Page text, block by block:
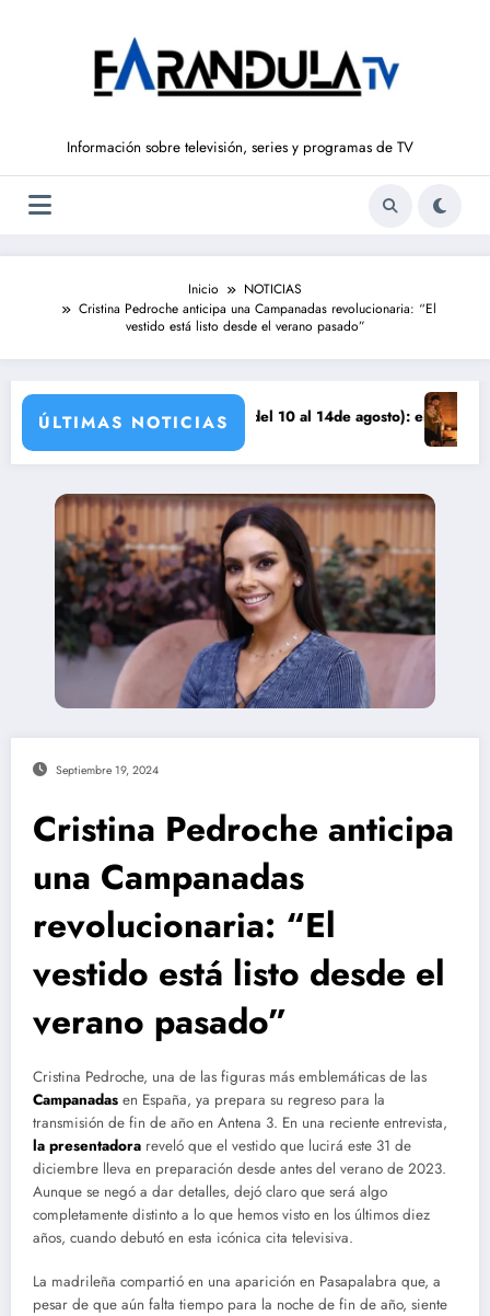
Información sobre televisión, series y programas de TV
Inicio
NOTICIAS
Cristina Pedroche anticipa una Campanadas revolucionaria: “El
vestido está listo desde el verano pasado”
ÚLTIMAS NOTICIAS
DE LIBERTAD’ (del 10 al 14de agosto): el secreto de Tasio
Avance
Septiembre 19, 2024
Cristina Pedroche anticipa
una Campanadas
revolucionaria: “El
vestido está listo desde el
verano pasado”
Cristina Pedroche, una de las figuras más emblemáticas de las
Campanadas en España, ya prepara su regreso para la
transmisión de fin de año en Antena 3. En una reciente entrevista,
la presentadora reveló que el vestido que lucirá este 31 de
diciembre lleva en preparación desde antes del verano de 2023.
Aunque se negó a dar detalles, dejó claro que será algo
completamente distinto a lo que hemos visto en los últimos diez
años, cuando debutó en esta icónica cita televisiva.
La madrileña compartió en una aparición en Pasapalabra que, a
pesar de que aún falta tiempo para la noche de fin de año, siente